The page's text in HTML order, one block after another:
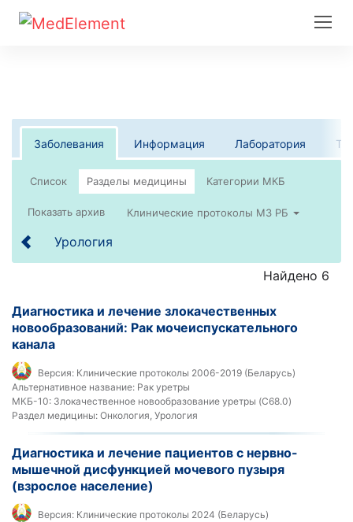
Заболевания Информация Лаборатория
Список
Клинические протоколы МЗ РБ
Урология
Найдено 6
Диагностика и лечение злокачественных
новообразований: Рак мочеиспускательного
канала
Версия: Клинические протоколы 2006-2019 (Беларусь)
Альтернативное название: Рак уретры
МКБ-10: Злокачественное новообразование уретры (C68.0)
Раздел медицины: Онкология, Урология
Диагностика и лечение пациентов с нервно-
мышечной дисфункцией мочевого пузыря
(взрослое население)
Версия: Клинические протоколы 2024 (Беларусь)